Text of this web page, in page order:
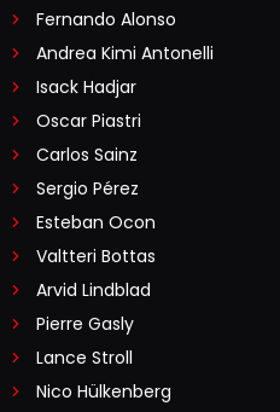
Fernando Alonso
Andrea Kimi Antonelli
Isack Hadjar
Oscar Piastri
Carlos Sainz
Sergio Pérez
Esteban Ocon
Valtteri Bottas
Arvid Lindblad
Pierre Gasly
Lance Stroll
Nico Hülkenberg